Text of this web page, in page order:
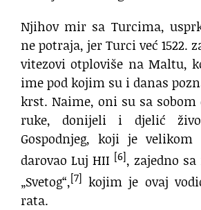
Njihov mir sa Turcima,
ne potraja, jer Turci već 1522.
vitezovi otploviše na Maltu,
ime pod kojim su i danas
krst. Naime, oni su sa sobom
ruke, donijeli i djelić
Gospodnjeg, koji je
darovao Luj HII [6], zajedno
„Svetog“,[7] kojim je ovaj
rata.